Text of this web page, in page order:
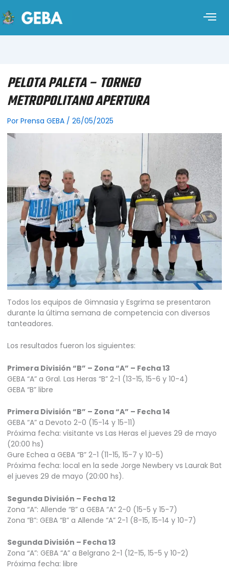
PELOTA PALETA – TORNEO
METROPOLITANO APERTURA
Por Prensa GEBA / 26/05/2025
Todos los equipos de Gimnasia y Esgrima se presentaron
durante la última semana de competencia con diversos
tanteadores.
Los resultados fueron los siguientes:
Primera División “B” – Zona “A” – Fecha 13
GEBA “A” a Gral. Las Heras “B” 2-1 (13-15, 15-6 y 10-4)
GEBA “B” libre
Primera División “B” – Zona “A” – Fecha 14
GEBA “A” a Devoto 2-0 (15-14 y 15-11)
Próxima fecha: visitante vs Las Heras el jueves 29 de mayo
(20:00 hs)
Gure Echea a GEBA “B” 2-1 (11-15, 15-7 y 10-5)
Próxima fecha: local en la sede Jorge Newbery vs Laurak Bat
el jueves 29 de mayo (20:00 hs).
Segunda División – Fecha 12
Zona “A”: Allende “B” a GEBA “A” 2-0 (15-5 y 15-7)
Zona “B”: GEBA “B” a Allende “A” 2-1 (8-15, 15-14 y 10-7)
Segunda División – Fecha 13
Zona “A”: GEBA “A” a Belgrano 2-1 (12-15, 15-5 y 10-2)
Próxima fecha: libre